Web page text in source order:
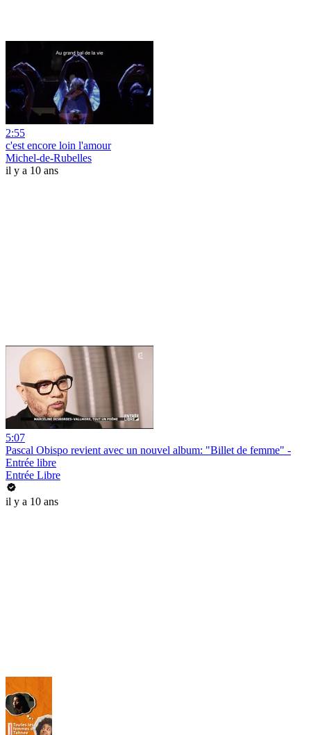
2:55
c'est encore loin l'amour
Michel-de-Rubelles
il y a 10 ans
5:07
Pascal Obispo revient avec un nouvel album: "Billet de femme" -
Entrée libre
Entrée Libre
il y a 10 ans